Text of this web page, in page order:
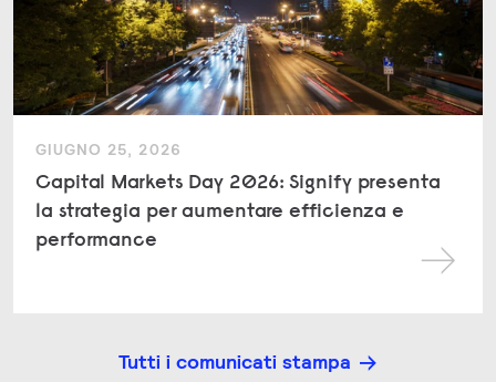
GIUGNO 25, 2026
Capital Markets Day 2026: Signify presenta
la strategia per aumentare efficienza e
performance
Tutti i comunicati stampa